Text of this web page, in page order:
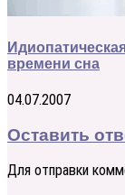
времени сна
04.07.2007
Оставить
Для отправки